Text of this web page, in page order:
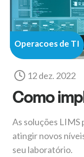
Operacoes de TI
12 dez. 2022
Como
As soluções LIMS
atingir novos
seu laboratório.